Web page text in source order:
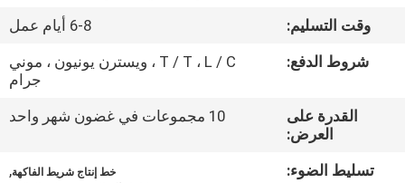
مراقبة
الجودة
اتصل
وقت التسليم:
6-8 أيام عمل
شروط الدفع:
T / T ، L / C ، ويسترن يونيون ، موني
جرام
القدرة على
العرض:
10 مجموعات في غضون شهر واحد
تسليط الضوء: خط إنتاج شريط الفاكهة,